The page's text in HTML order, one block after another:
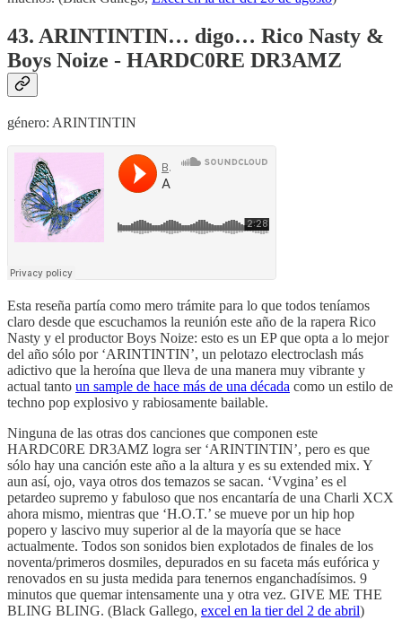
43. ARINTINTIN… digo… Rico Nasty &
Boys Noize - HARDC0RE DR3AMZ
género: ARINTINTIN
Esta reseña partía como mero trámite para lo que todos teníamos
claro desde que escuchamos la reunión este año de la rapera Rico
Nasty y el productor Boys Noize: esto es un EP que opta a lo mejor
del año sólo por ‘ARINTINTIN’, un pelotazo electroclash más
adictivo que la heroína que lleva de una manera muy vibrante y
actual tanto un sample de hace más de una década como un estilo de
techno pop explosivo y rabiosamente bailable.
Ninguna de las otras dos canciones que componen este
HARDC0RE DR3AMZ logra ser ‘ARINTINTIN’, pero es que
sólo hay una canción este año a la altura y es su extended mix. Y
aun así, ojo, vaya otros dos temazos se sacan. ‘Vvgina’ es el
petardeo supremo y fabuloso que nos encantaría de una Charli XCX
ahora mismo, mientras que ‘H.O.T.’ se mueve por un hip hop
popero y lascivo muy superior al de la mayoría que se hace
actualmente. Todos son sonidos bien explotados de finales de los
noventa/primeros dosmiles, depurados en su faceta más eufórica y
renovados en su justa medida para tenernos enganchadísimos. 9
minutos que quemar intensamente una y otra vez. GIVE ME THE
BLING BLING. (Black Gallego, excel en la tier del 2 de abril)